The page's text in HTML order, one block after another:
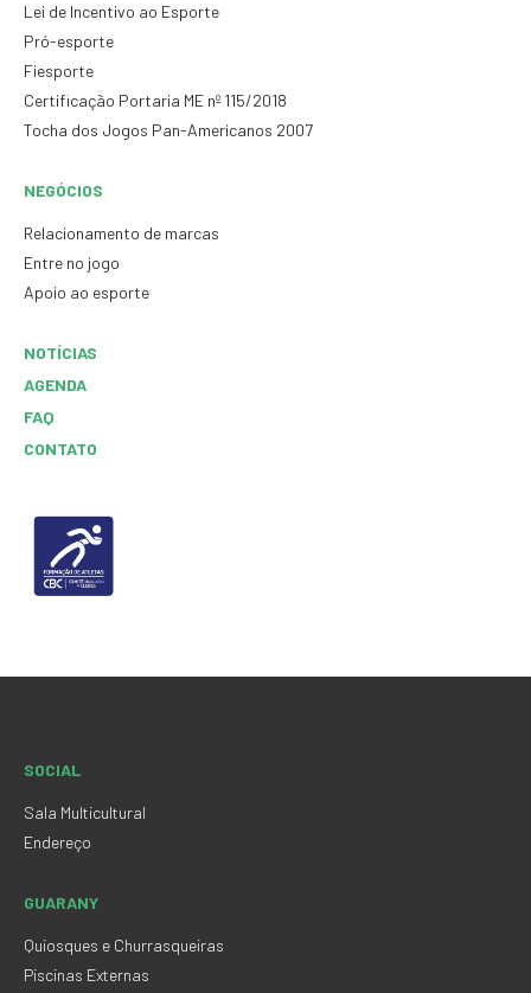
Lei de Incentivo ao Esporte
Pró-esporte
Fiesporte
Certificação Portaria ME nº 115/2018
Tocha dos Jogos Pan-Americanos 2007
NEGÓCIOS
Relacionamento de marcas
Entre no jogo
Apoio ao esporte
NOTÍCIAS
AGENDA
FAQ
CONTATO
SOCIAL
Sala Multicultural
Endereço
GUARANY
Quiosques e Churrasqueiras
Piscinas Externas